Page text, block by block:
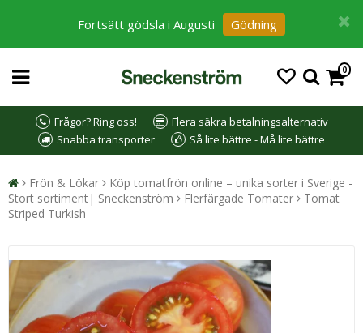
Fortsätt gödsla i Augusti Gödning
0
Frågor? Ring oss!
Flera säkra betalningsalternativ
Snabba transporter
Så lite bättre - Må lite bättre
Frön & Lökar
Köp tomatfrön online – unika sorter i Sverige -
Stort sortiment| Sneckenström
Flerfärgade Tomater
Tomat
Striped Turkish